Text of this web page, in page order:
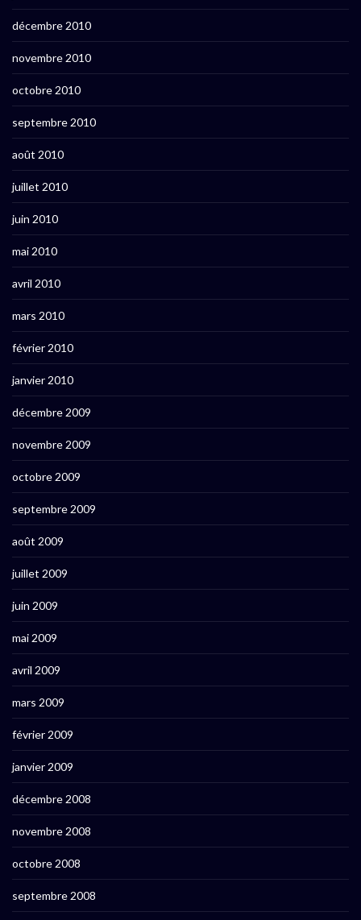
décembre 2010
novembre 2010
octobre 2010
septembre 2010
août 2010
juillet 2010
juin 2010
mai 2010
avril 2010
mars 2010
février 2010
janvier 2010
décembre 2009
novembre 2009
octobre 2009
septembre 2009
août 2009
juillet 2009
juin 2009
mai 2009
avril 2009
mars 2009
février 2009
janvier 2009
décembre 2008
novembre 2008
octobre 2008
septembre 2008